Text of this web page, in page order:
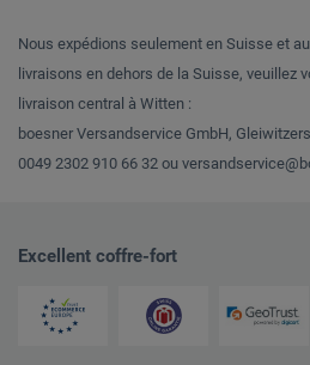
Nous expédions seulement en Suisse et
livraisons en dehors de la Suisse, veuillez
livraison central à Witten :
boesner Versandservice GmbH,
0049 2302 910 66 32 ou
Excellent coffre-fort